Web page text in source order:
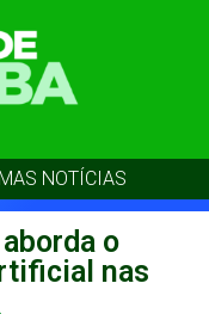
NOTÍCIAS
o
nas